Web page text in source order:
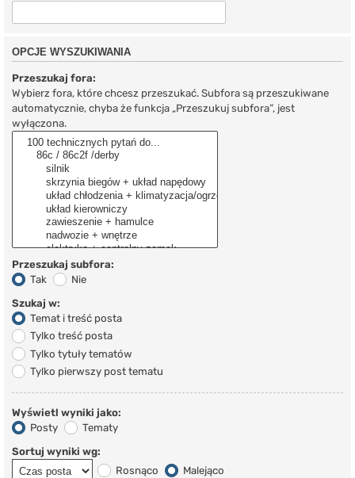
OPCJE WYSZUKIWANIA
Przeszukaj fora:
Wybierz fora, które chcesz przeszukać. Subfora są przeszukiwane
automatycznie, chyba że funkcja „Przeszukuj subfora”, jest
wyłączona.
Przeszukaj subfora:
Tak
Nie
Szukaj w:
Temat i treść posta
Tylko treść posta
Tylko tytuły tematów
Tylko pierwszy post tematu
Wyświetl wyniki jako:
Posty
Tematy
Sortuj wyniki wg:
Rosnąco
Malejąco